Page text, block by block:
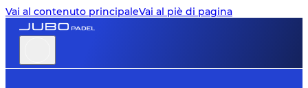
Vai al contenuto principaleVai al piè di pagina